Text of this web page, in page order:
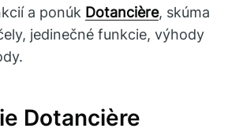
a ponúk Dotancière, skúma
jedinečné funkcie, výhody
Dotancière